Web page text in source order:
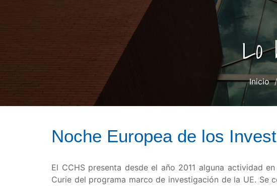
Lo
Inicio
Noche Europea de los
El CCHS presenta desde el año 2011 alguna actividad
Curie del programa marco de investigación de la UE. Se